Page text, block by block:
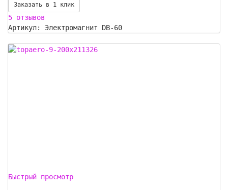
Заказать в 1 клик
5 отзывов
Артикул: Электромагнит DB-60
Быстрый просмотр